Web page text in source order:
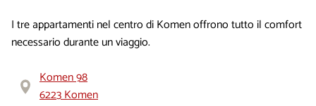
I tre appartamenti nel centro di Komen offrono tutto il comfort
necessario durante un viaggio.
Komen 98
6223 Komen